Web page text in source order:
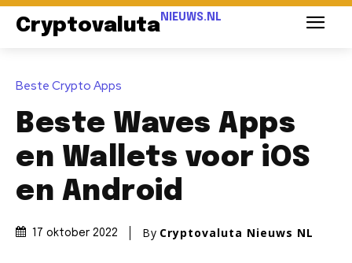
Cryptovaluta NIEUWS.NL
Beste Crypto Apps
Beste Waves Apps
en Wallets voor iOS
en Android
17 oktober 2022 By Cryptovaluta Nieuws NL